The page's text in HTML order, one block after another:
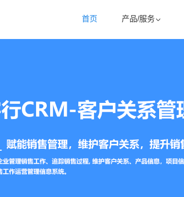
首页 产品/服务